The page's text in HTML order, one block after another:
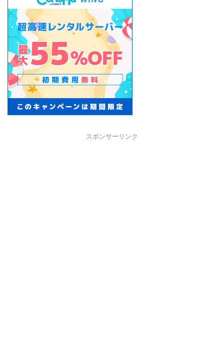
スポンサーリンク